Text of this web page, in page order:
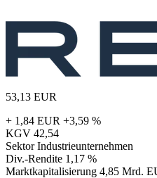
53,13 EUR
+ 1,84 EUR +3,59 %
KGV 42,54
Sektor Industrieunternehmen
Div.-Rendite 1,17 %
Marktkapitalisierung 4,85 Mrd.